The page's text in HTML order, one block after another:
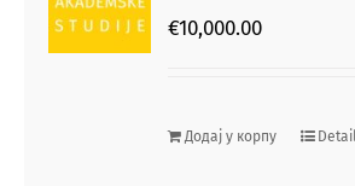
€10,000.00
Додај у корпу